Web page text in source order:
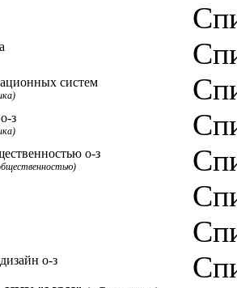
систем
з
о-з
о-з